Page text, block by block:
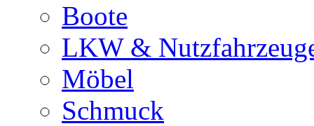
Boote
LKW &
Möbel
Schmuck